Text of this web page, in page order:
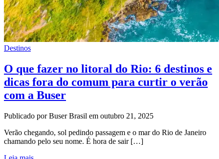
Destinos
O que fazer no litoral do Rio: 6 destinos e
dicas fora do comum para curtir o verão
com a Buser
Publicado por Buser Brasil em outubro 21, 2025
Verão chegando, sol pedindo passagem e o mar do Rio de Janeiro
chamando pelo seu nome. É hora de sair […]